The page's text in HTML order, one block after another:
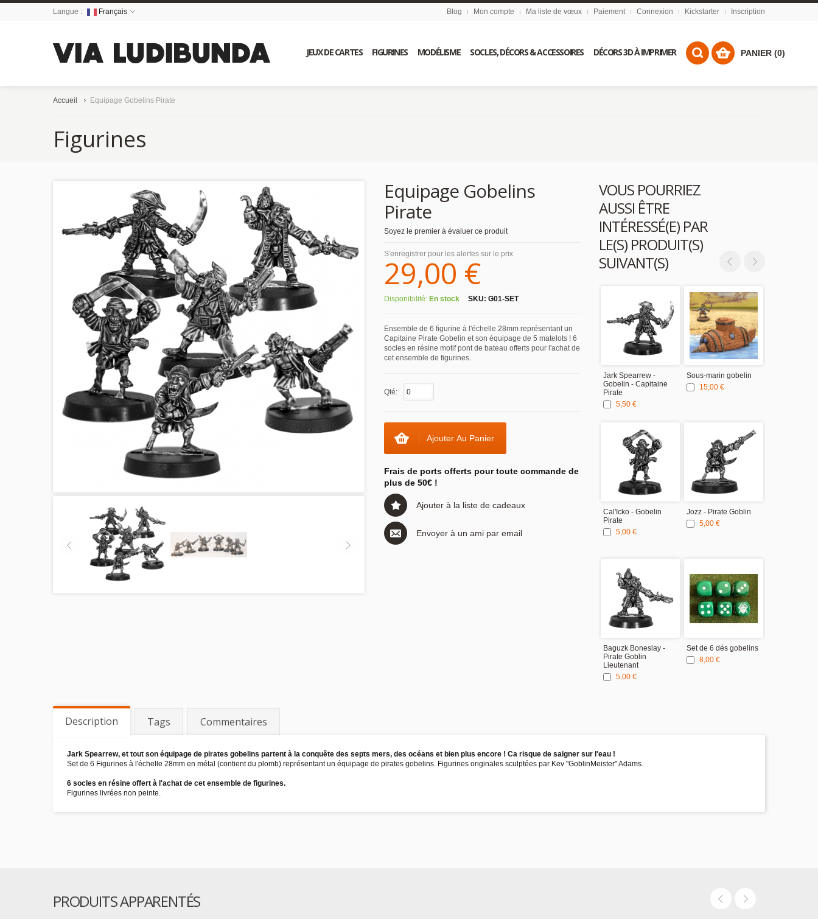
Langue : Français Blog Mon compte Ma liste de vœux Paiement Connexion Kickstarter Inscription
JEUX DE CARTES FIGURINES MODÉLISME SOCLES, DÉCORS & ACCESSOIRES DÉCORS 3D À IMPRIMER PANIER (0)
Accueil Equipage Gobelins Pirate
Figurines
VOUS POURRIEZ
AUSSI ÊTRE
INTÉRESSÉ(E) PAR
LE(S) PRODUIT(S)
SUIVANT(S)
Jark Spearrew -
Gobelin - Capitaine
Pirate
5,50 €
Sous-marin gobelin
15,00 €
Cal'Icko - Gobelin
Pirate
5,00 €
Jozz - Pirate Goblin
5,00 €
Baguzk Boneslay -
Pirate Goblin
Lieutenant
5,00 €
Set de 6 dés gobelins
8,00 €
Equipage Gobelins
Pirate
Soyez le premier à évaluer ce produit
S'enregistrer pour les alertes sur le prix
29,00 €
Disponibilité: En stock SKU: G01-SET
Ensemble de 6 figurine à l'échelle 28mm représentant un
Capitaine Pirate Gobelin et son équipage de 5 matelots ! 6
socles en résine motif pont de bateau offerts pour l'achat de
cet ensemble de figurines.
Qté:
Ajouter Au Panier
Frais de ports offerts pour toute commande de
plus de 50€ !
Ajouter à la liste de cadeaux
Envoyer à un ami par email
Description Tags Commentaires
Jark Spearrew, et tout son équipage de pirates gobelins partent à la conquête des septs mers, des océans et bien plus encore ! Ca risque de saigner sur l'eau !
Set de 6 Figurines à l'échelle 28mm en métal (contient du plomb) représentant un équipage de pirates gobelins. Figurines originales sculptées par Kev "GoblinMeister" Adams.
6 socles en résine offert à l'achat de cet ensemble de figurines.
Figurines livrées non peinte.
PRODUITS APPARENTÉS